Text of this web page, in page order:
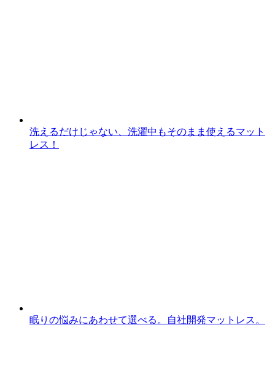
洗えるだけじゃない、洗濯中もそのまま使えるマット
レス！
眠りの悩みにあわせて選べる。自社開発マットレス。